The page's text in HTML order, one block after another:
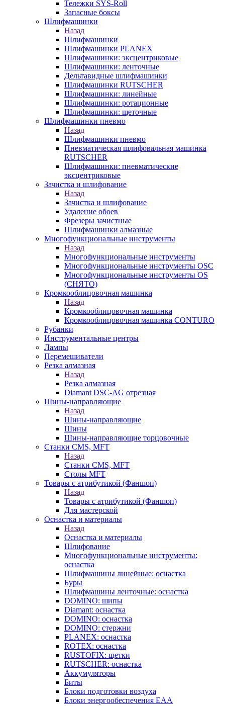
Тележки SYS-Roll
Запасные боксы
Шлифмашинки
Назад
Шлифмашинки
Шлифмашинки PLANEX
Шлифмашинки: эксцентриковые
Шлифмашинки: ленточные
Дельтавидные шлифмашинки
Шлифмашинки RUTSCHER
Шлифмашинки: линейные
Шлифмашинки: ротационные
Шлифмашинки: щеточные
Шлифмашинки пневмо
Назад
Шлифмашинки пневмо
Пневматическая шлифовальная машинка
RUTSCHER
Шлифмашинки: пневматические
эксцентриковые
Зачистка и шлифование
Назад
Зачистка и шлифование
Удаление обоев
Фрезеры зачистные
Шлифмашинки алмазные
Многофункциональные инструменты
Назад
Многофункциональные инструменты
Многофункциональные инструменты OSC
Многофункциональные инструменты OS
(СНЯТО)
Кромкооблицовочная машинка
Назад
Кромкооблицовочная машинка
Кромкооблицовочная машинка CONTURO
Рубанки
Инструментальные центры
Лампы
Перемешиватели
Резка алмазная
Назад
Резка алмазная
Diamant DSC-AG отрезная
Шины-направляющие
Назад
Шины-направляющие
Шины
Шины-направляющие торцовочные
Станки CMS, MFT
Назад
Станки CMS, MFT
Столы MFT
Товары с атрибутикой (Фаншоп)
Назад
Товары с атрибутикой (Фаншоп)
Для мастерской
Оснастка и материалы
Назад
Оснастка и материалы
Шлифование
Многофункциональные инструменты:
оснастка
Шлифмашины линейные: оснастка
Буры
Шлифмашины ленточные: оснастка
DOMINO: шипы
Diamant: оснастка
DOMINO: оснастка
DOMINO: стержни
PLANEX: оснастка
ROTEX: оснастка
RUSTOFIX: щетки
RUTSCHER: оснастка
Аккумуляторы
Биты
Блоки подготовки воздуха
Блоки энергообеспечения EAA